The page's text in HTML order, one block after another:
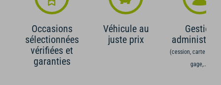
Occasions
sélectionnées
vérifiées et
garanties
Véhicule au
juste prix
Gestion
(cession, carte grise,
gage,...)